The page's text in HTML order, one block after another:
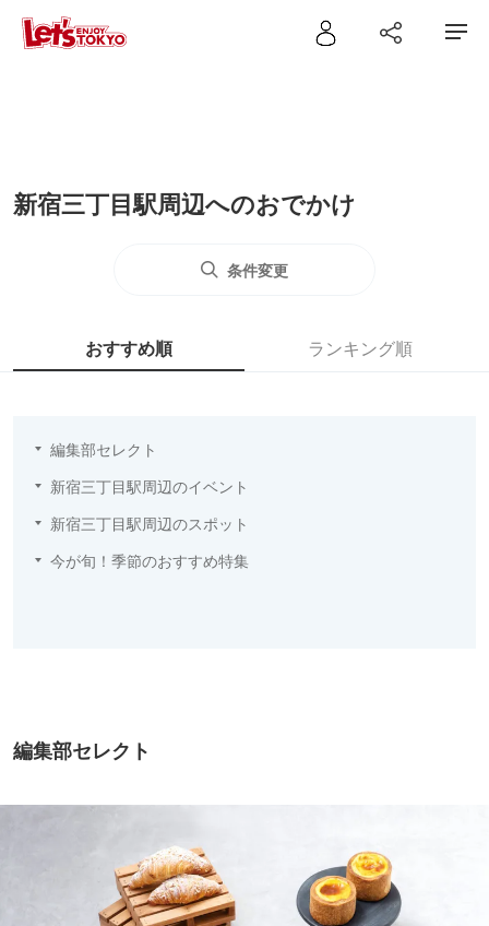
新宿三丁目駅周辺へのおでかけ
条件変更
おすすめ順 ランキング順
編集部セレクト
新宿三丁目駅周辺のイベント
新宿三丁目駅周辺のスポット
今が旬！季節のおすすめ特集
編集部セレクト